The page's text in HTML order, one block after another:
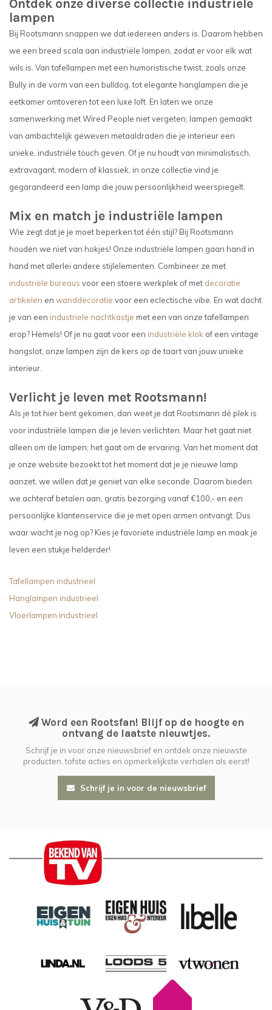
Ontdek onze diverse collectie industriële
lampen
Bij Rootsmann snappen we dat iedereen anders is. Daarom hebben
we een breed scala aan industriële lampen, zodat er voor elk wat
wils is. Van tafellampen met een humoristische twist, zoals onze
Bully in de vorm van een bulldog, tot elegante hanglampen die je
eetkamer omtoveren tot een luxe loft. En laten we onze
samenwerking met Wired People niet vergeten; lampen gemaakt
van ambachtelijk geweven metaaldraden die je interieur een
unieke, industriële touch geven. Of je nu houdt van minimalistisch,
extravagant, modern of klassiek, in onze collectie vind je
gegarandeerd een lamp die jouw persoonlijkheid weerspiegelt.
Mix en match je industriële lampen
Wie zegt dat je je moet beperken tot één stijl? Bij Rootsmann
houden we niet van hokjes! Onze industriële lampen gaan hand in
hand met allerlei andere stijlelementen. Combineer ze met
industriële bureaus voor een stoere werkplek of met decoratie
artikelen en wanddecoratie voor een eclectische vibe. En wat dacht
je van een industriele nachtkastje met een van onze tafellampen
erop? Hemels! Of je nu gaat voor een industriële klok of een vintage
hangslot, onze lampen zijn de kers op de taart van jouw unieke
interieur.
Verlicht je leven met Rootsmann!
Als je tot hier bent gekomen, dan weet je dat Rootsmann dé plek is
voor industriële lampen die je leven verlichten. Maar het gaat niet
alleen om de lampen; het gaat om de ervaring. Van het moment dat
je onze website bezoekt tot het moment dat je je nieuwe lamp
aanzet, we willen dat je geniet van elke seconde. Daarom bieden
we achteraf betalen aan, gratis bezorging vanaf €100,- en een
persoonlijke klantenservice die je met open armen ontvangt. Dus
waar wacht je nog op? Kies je favoriete industriële lamp en maak je
leven een stukje helderder!
Tafellampen industrieel
Hanglampen industrieel
Vloerlampen industrieel
Word een Rootsfan! Blijf op de hoogte en
ontvang de laatste nieuwtjes.
Schrijf je in voor onze nieuwsbrief en ontdek onze nieuwste
producten, tofste acties en opmerkelijkste verhalen als eerst!
Schrijf je in voor de nieuwsbrief